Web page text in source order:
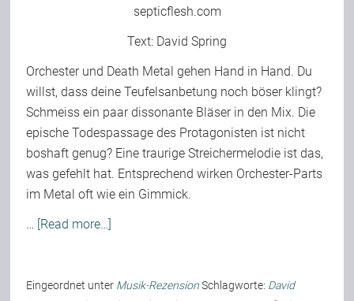
septicflesh.com
Text: David Spring
Orchester und Death Metal gehen Hand in Hand. Du
willst, dass deine Teufelsanbetung noch böser klingt?
Schmeiss ein paar dissonante Bläser in den Mix. Die
epische Todespassage des Protagonisten ist nicht
boshaft genug? Eine traurige Streichermelodie ist das,
was gefehlt hat. Entsprechend wirken Orchester-Parts
im Metal oft wie ein Gimmick.
… [Read more…]
Eingeordnet unter Musik-Rezension Schlagworte: David